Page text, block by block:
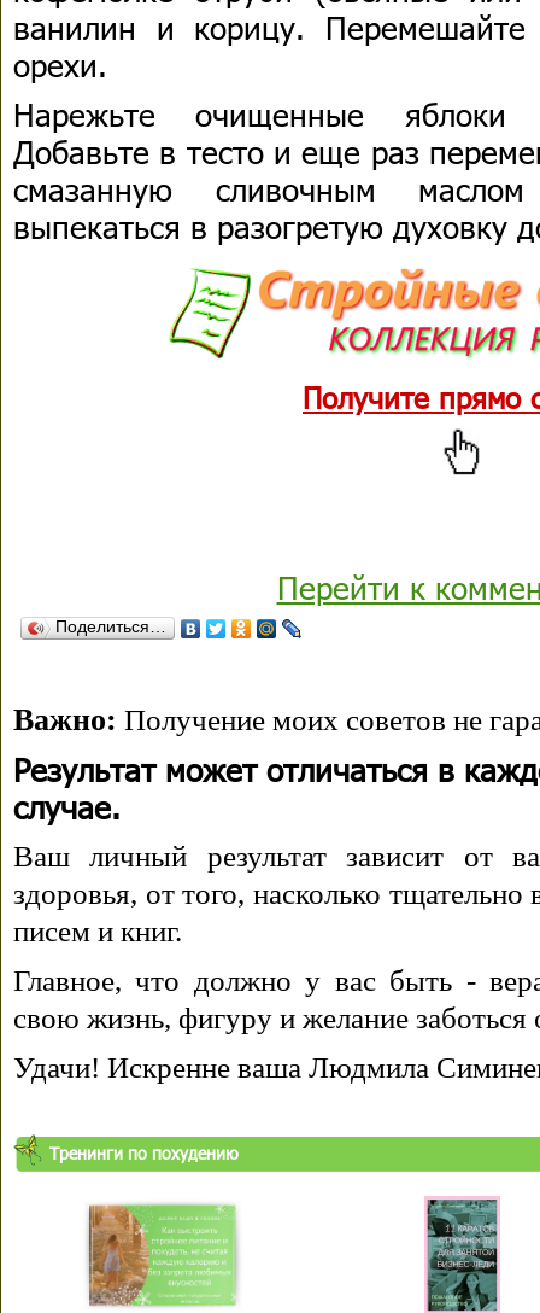
ванилин и корицу. Перемешайте
орехи.
Нарежьте очищенные яблоки
Добавьте в тесто и еще раз
смазанную сливочным
выпекаться в разогретую духовку
Получите прямо
Перейти к
Поделиться…
Важно: Получение моих советов не
Результат может отличаться в
случае.
Ваш личный результат зависит от
здоровья, от того, насколько
писем и книг.
Главное, что должно у вас быть -
свою жизнь, фигуру и желание заботься
Удачи! Искренне ваша Людмила
Тренинги по похудению